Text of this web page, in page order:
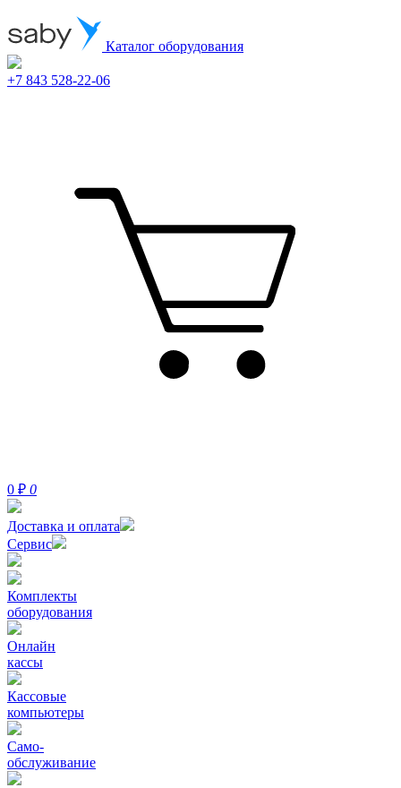
Каталог оборудования
+7 843 528-22-06
0 ₽ 0
Доставка и оплата
Сервис
Комплекты
оборудования
Онлайн
кассы
Кассовые
компьютеры
Само-
обслуживание